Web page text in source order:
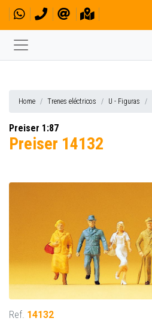
Home Trenes eléctricos U - Figuras
Preiser 1:87
Preiser 14132
Ref. 14132